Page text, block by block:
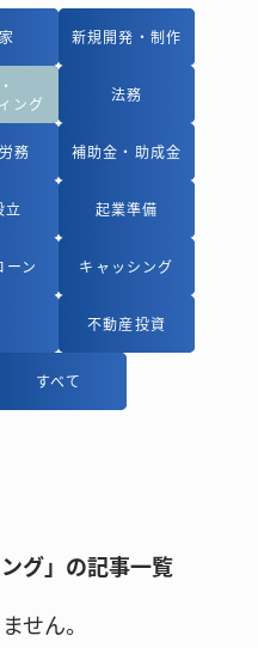
新規開発・制作
新規開発・制作
ング
ング
法務
法務
務
務 補助金・助成金
補助金・助成金
立
立 起業準備
起業準備
ーン
ーン キャッシング
キャッシング
不動産投資
不動産投資
すべて
すべて
グ」の記事一覧
せん。